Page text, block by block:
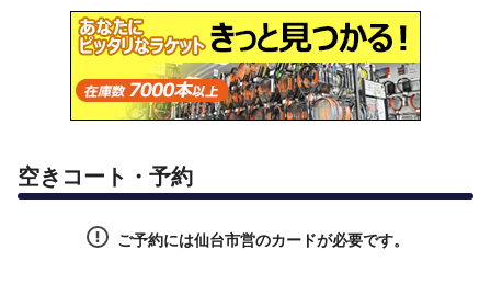
空きコート・予約
ご予約には仙台市営のカードが必要です。